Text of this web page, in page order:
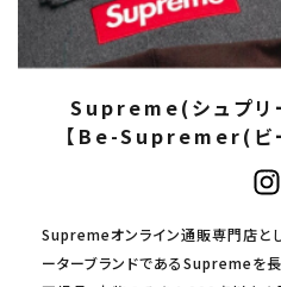
Supreme(シュプリ
【Be-Supremer(ビ
Supremeオンライン通販専門店と
ーターブランドであるSupremeを長